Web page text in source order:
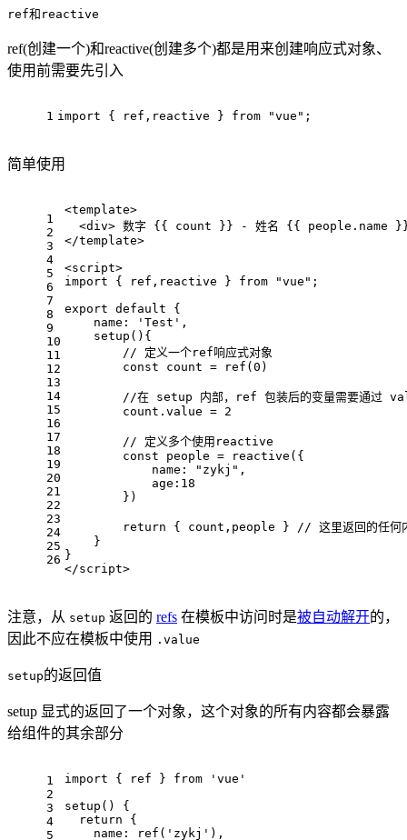
ref和reactive
ref(创建一个)和reactive(创建多个)都是用来创建响应式对象、
使用前需要先引入
1 import { ref,reactive } from "vue" ;
简单使用
1
2
3
4
5
6
7
8
9
10
11
12
13
14
15
16
17
18
19
20
21
22
23
24
25
26
<template>
<div> 数字 {{ count }} - 姓名 {{ people.name
</template>
<script>
import { ref,reactive } from "vue" ;
export default {
name : 'Test' ,
setup ( ){
// 定义一个ref响应式对象
const count = ref ( 0 )
//在 setup 内部，ref 包装后的变量需要通过
        count.
value = 2
// 定义多个使用reactive
const people = reactive ({
name : "zykj" ,
age : 18
        })
return { count,people }
// 这里返回的任何
    }
}
</script>
注意，从 setup 返回的 refs 在模板中访问时是被自动解开的，
因此不应在模板中使用
.value
setup的返回值
setup 显式的返回了一个对象，这个对象的所有内容都会暴露
给组件的其余部分
1
2
3
4
5
import { ref } from
'vue'
setup ( ) {
return {
name : ref ( 'zykj' ),